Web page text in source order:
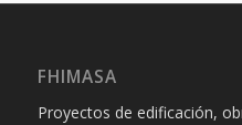
FHIMASA
Proyectos de edificación,